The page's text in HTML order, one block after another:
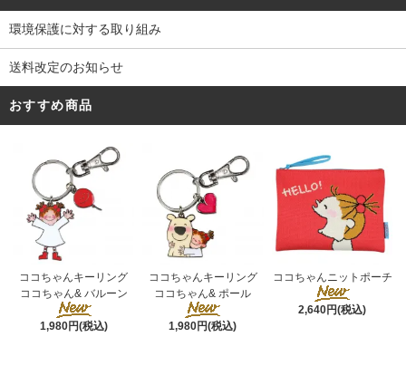
環境保護に対する取り組み
送料改定のお知らせ
おすすめ商品
ココちゃんキーリング
ココちゃん& バルーン
1,980円(税込)
ココちゃんキーリング
ココちゃん& ポール
1,980円(税込)
ココちゃんニットポーチ
2,640円(税込)